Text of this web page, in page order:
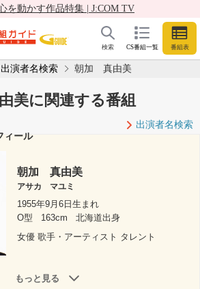
を動かす作品特集 | J:COM TV
CS番組一覧 番組表
検索
出演者名検索 朝加 真由美
美に関連する番組
出演者名検索
ィール
朝加 真由美
アサカ マユミ
1955年9月6日生まれ
O型
163cm
北海道出身
女優 歌手・アーティスト タレント
もっと見る